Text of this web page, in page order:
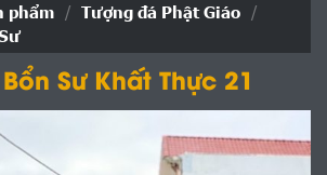
phẩm / Tượng đá Phật Giáo /
Sư Khất Thực 21